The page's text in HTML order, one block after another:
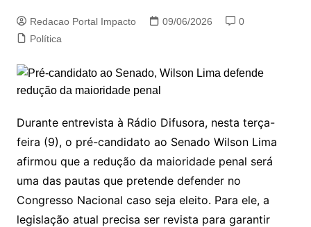
Redacao Portal Impacto 09/06/2026
0
Política
Durante entrevista à Rádio Difusora, nesta terça-
feira (9), o pré-candidato ao Senado Wilson Lima
afirmou que a redução da maioridade penal será
uma das pautas que pretende defender no
Congresso Nacional caso seja eleito. Para ele, a
legislação atual precisa ser revista para garantir